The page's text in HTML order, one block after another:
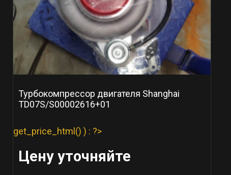
Турбокомпрессор двигателя Shanghai
TD07S/S00002616+01
get_price_html() ) : ?>
Цену уточняйте